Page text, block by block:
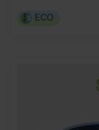
ECO